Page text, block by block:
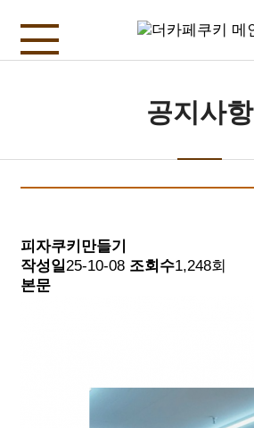
공지사항
피자쿠키만들기
작성일 25-10-08 조회수1,248회
본문